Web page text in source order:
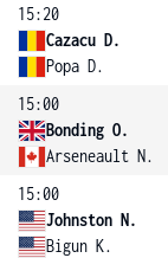
15:20
Cazacu D.
Popa D.
15:00
Bonding O.
Arseneault N.
15:00
Johnston N.
Bigun K.